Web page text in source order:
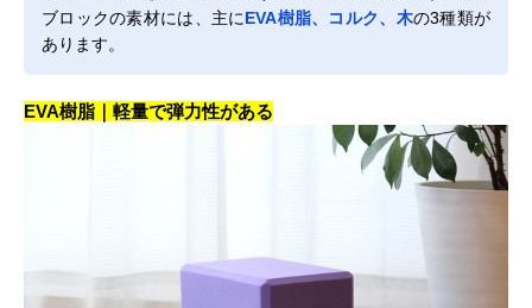
ブロックの素材には、主にEVA樹脂、コルク、木の3種類が
あります。
EVA樹脂｜軽量で弾力性がある